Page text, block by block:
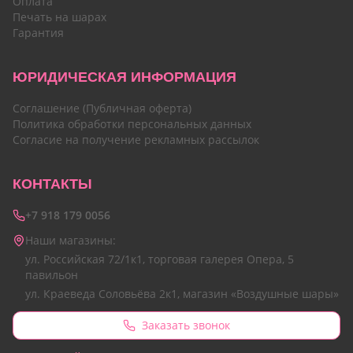
Печать на шарах
Гарантия
ЮРИДИЧЕСКАЯ ИНФОРМАЦИЯ
Соглашение (Публичная оферта)
Политика обработки персональных данных
Согласие на получение рекламных рассылок
КОНТАКТЫ
+7 918 179 0056
Наши магазины:
ул. Российская 72/1к1, торговая галерея Опера, 5
павильон
ул. Краеведа Соловьёва 2к1, магазин «Воздушные шары»
Заказать звонок